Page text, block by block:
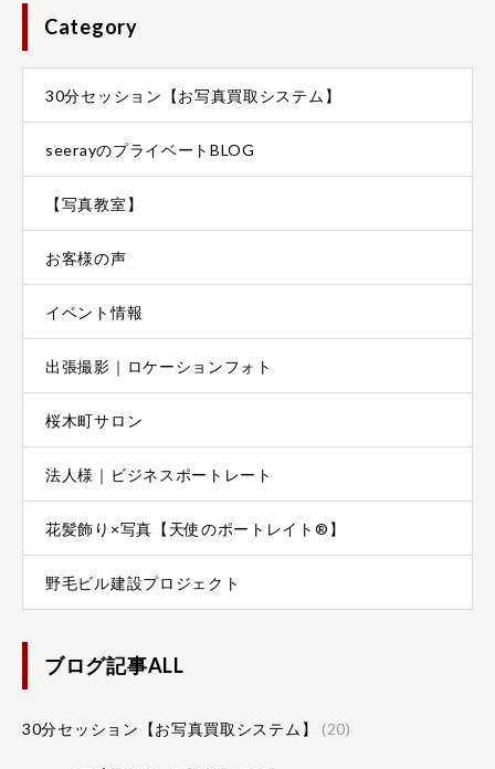
Category
30分セッション【お写真買取システム】
seerayのプライベートBLOG
【写真教室】
お客様の声
イベント情報
出張撮影｜ロケーションフォト
桜木町サロン
法人様｜ビジネスポートレート
花髪飾り×写真【天使のポートレイト®】
野毛ビル建設プロジェクト
ブログ記事ALL
30分セッション【お写真買取システム】 (20)